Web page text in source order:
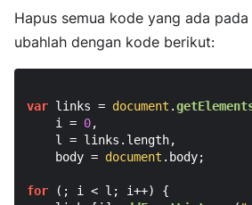
Hapus semua kode yang ada
ubahlah dengan kode berikut:
var links = document .
    i =
0,
    l = links.
length,
    body =
document . body;
for (; i < l; i++) {